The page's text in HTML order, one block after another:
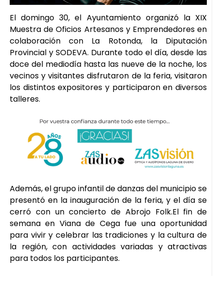
El domingo 30, el Ayuntamiento organizó la XIX
Muestra de Oficios Artesanos y Emprendedores en
colaboración con La Rotonda, la Diputación
Provincial y SODEVA. Durante todo el día, desde las
doce del mediodía hasta las nueve de la noche, los
vecinos y visitantes disfrutaron de la feria, visitaron
los distintos expositores y participaron en diversos
talleres.
Además, el grupo infantil de danzas del municipio se
presentó en la inauguración de la feria, y el día se
cerró con un concierto de Abrojo Folk.El fin de
semana en Viana de Cega fue una oportunidad
para vivir y celebrar las tradiciones y la cultura de
la región, con actividades variadas y atractivas
para todos los participantes.